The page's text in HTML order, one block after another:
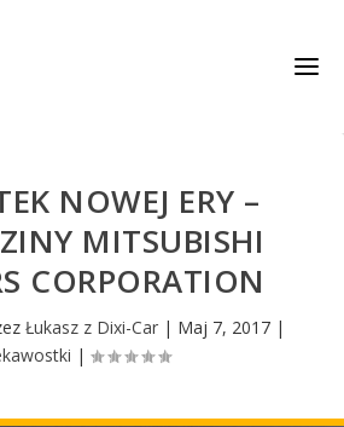
NOWEJ ERY –
MITSUBISHI
CORPORATION
Łukasz z Dixi-Car| Maj 7, 2017|
|